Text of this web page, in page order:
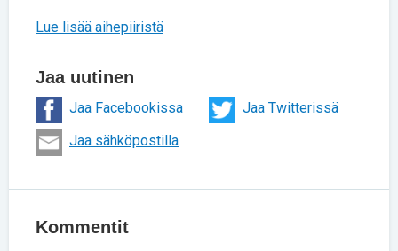
Lue lisää aihepiiristä
Jaa uutinen
Jaa Facebookissa
Jaa Twitterissä
Jaa sähköpostilla
Kommentit